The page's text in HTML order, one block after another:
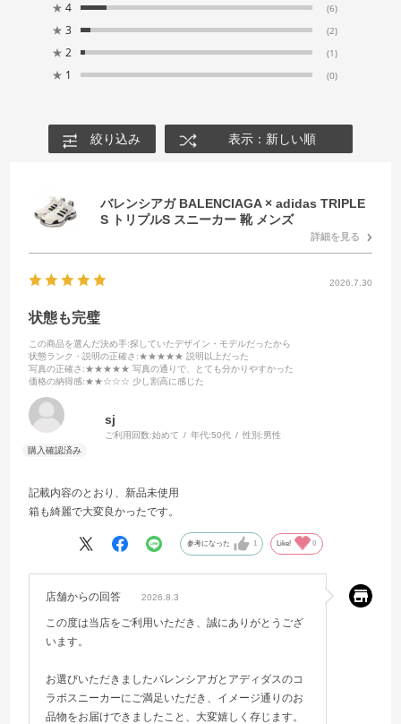
★ 4 (6)
★ 3 (2)
★ 2 (1)
★ 1 (0)
絞り込み 表示：新しい順
バレンシアガ BALENCIAGA × adidas TRIPLE
S トリプルS スニーカー 靴 メンズ
詳細を見る
2026.7.30
状態も完璧
この商品を選んだ決め手:探していたデザイン・モデルだったから
状態ランク・説明の正確さ :★★★★★ 説明以上だった
写真の正確さ :★★★★★ 写真の通りで、とても分かりやすかった
価格の納得感:★★☆☆☆ 少し割高に感じた
sj
ご利用回数:始めて 年代:50代 性別:男性
記載内容のとおり、新品未使用
箱も綺麗で大変良かったです。
参考になった 1 Like! 0
店舗からの回答 2026.8.3
この度は当店をご利用いただき、誠にありがとうござ
います。
お選びいただきましたバレンシアガとアディダスのコ
ラボスニーカーにご満足いただき、イメージ通りのお
品物をお届けできましたこと、大変嬉しく存じます。